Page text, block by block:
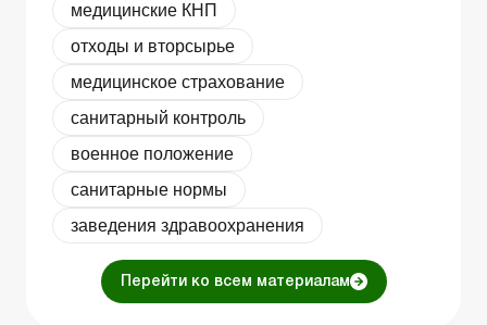
медицинские КНП
отходы и вторсырье
медицинское страхование
санитарный контроль
военное положение
санитарные нормы
заведения здравоохранения
Перейти ко всем материалам